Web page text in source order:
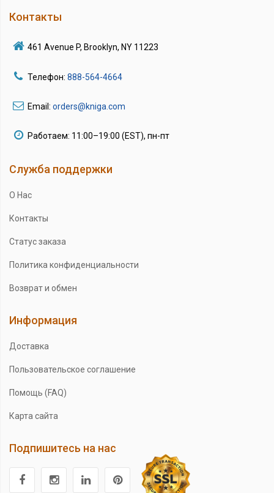
Контакты
461 Avenue P, Brooklyn, NY 11223
Телефон: 888-564-4664
Email: orders@kniga.com
Работаем: 11:00–19:00 (EST), пн-пт
Служба поддержки
О Нас
Контакты
Статус заказа
Политика конфиденциальности
Возврат и обмен
Информация
Доставка
Пользовательское соглашение
Помощь (FAQ)
Карта сайта
Подпишитесь на нас